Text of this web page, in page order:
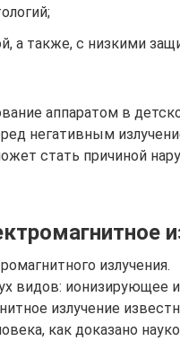
а также, с низкими
аппаратом в
негативным
стать причиной
излучения.
видов: ионизирующее и
излучение
как доказано